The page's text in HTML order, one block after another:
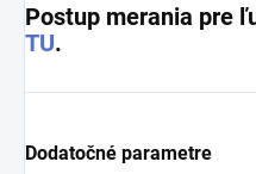
Postup merania pre
TU.
Dodatočné parametre